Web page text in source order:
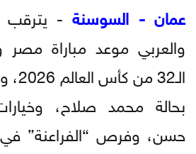
عمان - السوسنة- يترقب
والعربي موعد مباراة مصر
بحالة محمد صلاح،
حسن، وفرص “الفراعنة”